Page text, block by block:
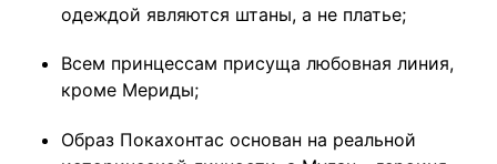
одеждой являются штаны, а не платье;
Всем принцессам присуща любовная линия,
кроме Мериды;
Образ Покахонтас основан на реальной